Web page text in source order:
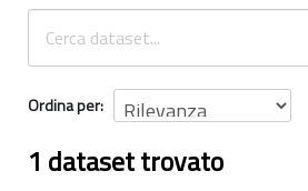
INFORMAZIONI
Ordina per
1 dataset trovato